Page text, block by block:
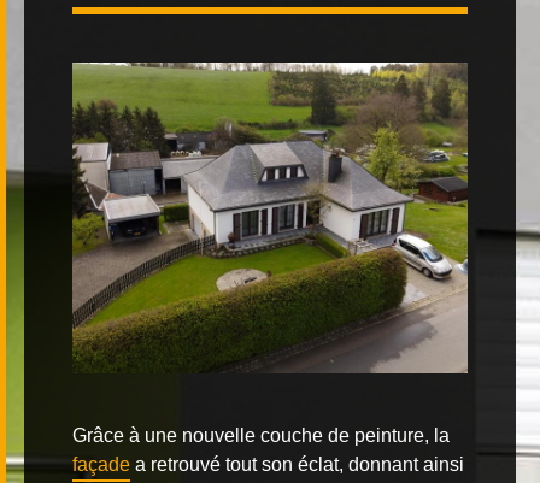
FR | DE
Grâce à une nouvelle couche de peinture, la
façade a retrouvé tout son éclat, donnant ainsi